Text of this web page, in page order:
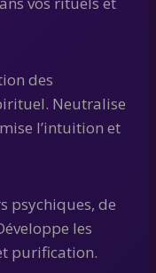
des
Neutralise
l’intuition et
psychiques, de
les
purification.